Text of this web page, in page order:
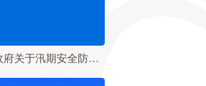
和顺镇人民政府关于汛期安全防范工作的提示